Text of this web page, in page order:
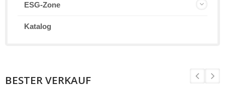
ESG-Zone
Katalog
BESTER VERKAUF